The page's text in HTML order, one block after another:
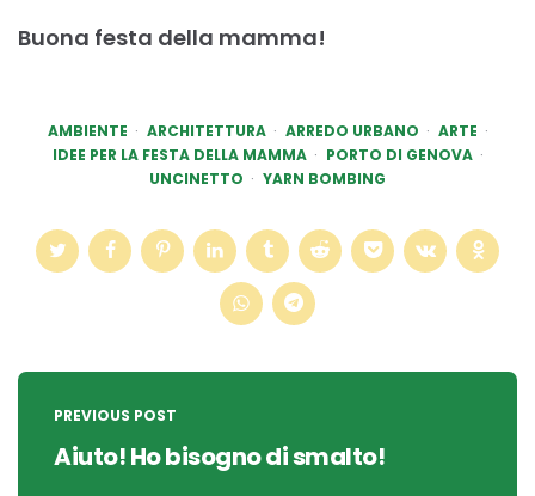
Buona festa della mamma!
AMBIENTE ARCHITETTURA ARREDO URBANO
ARTE
IDEE PER LA FESTA DELLA MAMMA
PORTO DI GENOVA
UNCINETTO
YARN BOMBING
Post
navigation
PREVIOUS POST
Aiuto! Ho bisogno di smalto!